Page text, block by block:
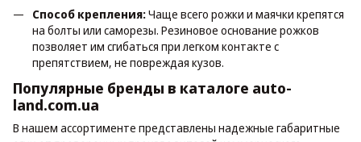
Способ крепления:Чаще всего рожки и маячки крепятся
на болты или саморезы. Резиновое основание рожков
позволяет им сгибаться при легком контакте с
препятствием, не повреждая кузов.
Популярные бренды в каталоге auto-
land.com.ua
В нашем ассортименте представлены надежные габаритные